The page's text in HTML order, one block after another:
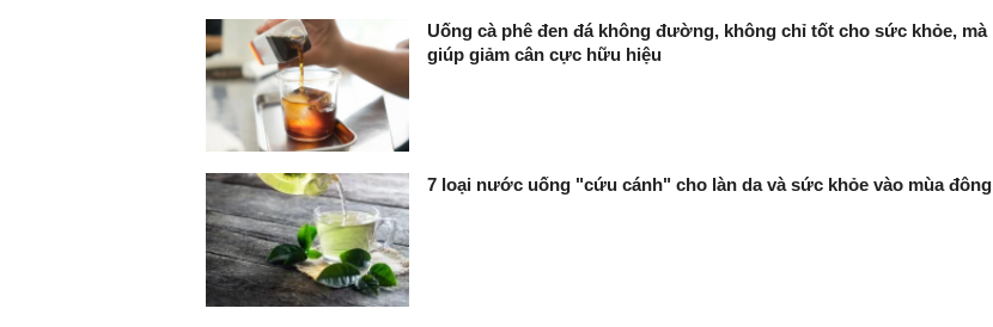
Uống cà phê đen đá không đường, không chỉ tốt cho sức khỏe, mà
giúp giảm cân cực hữu hiệu
7 loại nước uống "cứu cánh" cho làn da và sức khỏe vào mùa đông